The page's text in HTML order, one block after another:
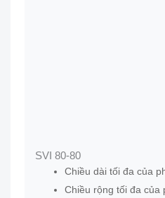
SVI 80-80
Chiều dài tối đa của
Chiều rộng tối đa của